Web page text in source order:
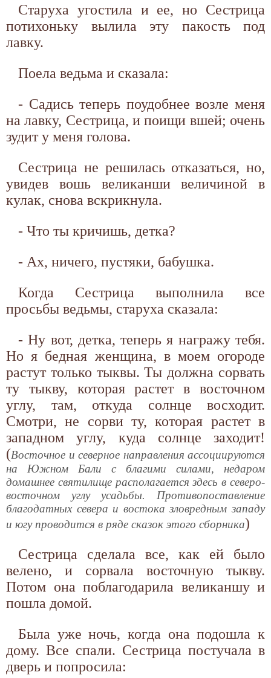
Старуха угостила и ее, но Сестрица
потихоньку вылила эту пакость под
лавку.
Поела ведьма и сказала:
- Садись теперь поудобнее возле меня
на лавку, Сестрица, и поищи вшей; очень
зудит у меня голова.
Сестрица не решилась отказаться, но,
увидев вошь великанши величиной в
кулак, снова вскрикнула.
- Что ты кричишь, детка?
- Ах, ничего, пустяки, бабушка.
Когда Сестрица выполнила все
просьбы ведьмы, старуха сказала:
- Ну вот, детка, теперь я награжу тебя.
Но я бедная женщина, в моем огороде
растут только тыквы. Ты должна сорвать
ту тыкву, которая растет в восточном
углу, там, откуда солнце восходит.
Смотри, не сорви ту, которая растет в
западном углу, куда солнце заходит!
(Восточное и северное направления ассоциируются
на Южном Бали с благими силами, недаром
домашнее святилище располагается здесь в северо-
восточном углу усадьбы. Противопоставление
благодатных севера и востока зловредным западу
и югу проводится в ряде сказок этого сборника)
Сестрица сделала все, как ей было
велено, и сорвала восточную тыкву.
Потом она поблагодарила великаншу и
пошла домой.
Была уже ночь, когда она подошла к
дому. Все спали. Сестрица постучала в
дверь и попросила: